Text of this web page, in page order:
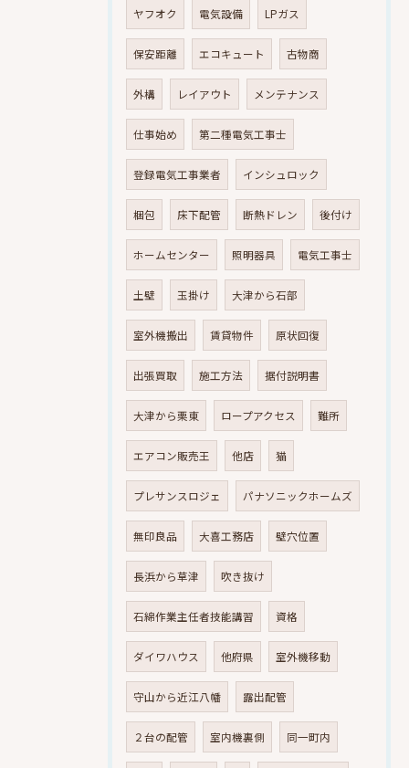
ヤフオク 電気設備 LPガス
保安距離 エコキュート 古物商
外構 レイアウト メンテナンス
仕事始め 第二種電気工事士
登録電気工事業者 インシュロック
梱包 床下配管 断熱ドレン 後付け
ホームセンター 照明器具 電気工事士
土壁 玉掛け 大津から石部
室外機搬出 賃貸物件 原状回復
出張買取 施工方法 据付説明書
大津から栗東 ロープアクセス 難所
エアコン販売王 他店 猫
プレサンスロジェ パナソニックホームズ
無印良品 大喜工務店 壁穴位置
長浜から草津 吹き抜け
石綿作業主任者技能講習 資格
ダイワハウス 他府県 室外機移動
守山から近江八幡 露出配管
２台の配管 室内機裏側 同一町内